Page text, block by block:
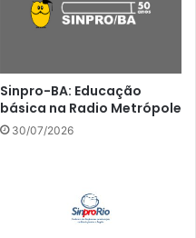
Sinpro-BA: Educação
básica na Radio Metrópole
30/07/2026